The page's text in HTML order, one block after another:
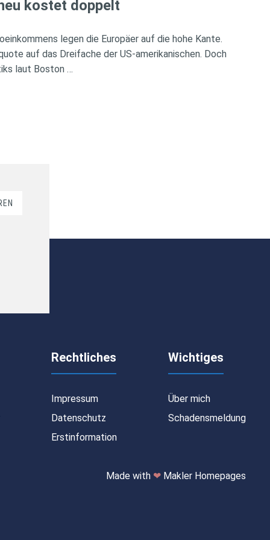
kostet doppelt
legen die Europäer auf die hohe Kante.
auf das Dreifache der US-amerikanischen. Doch
laut Boston …
Rechtliches
Impressum
Datenschutz
Erstinformation
Wichtiges
Über mich
Schadensmeldung
Made with ❤Makler Homepages